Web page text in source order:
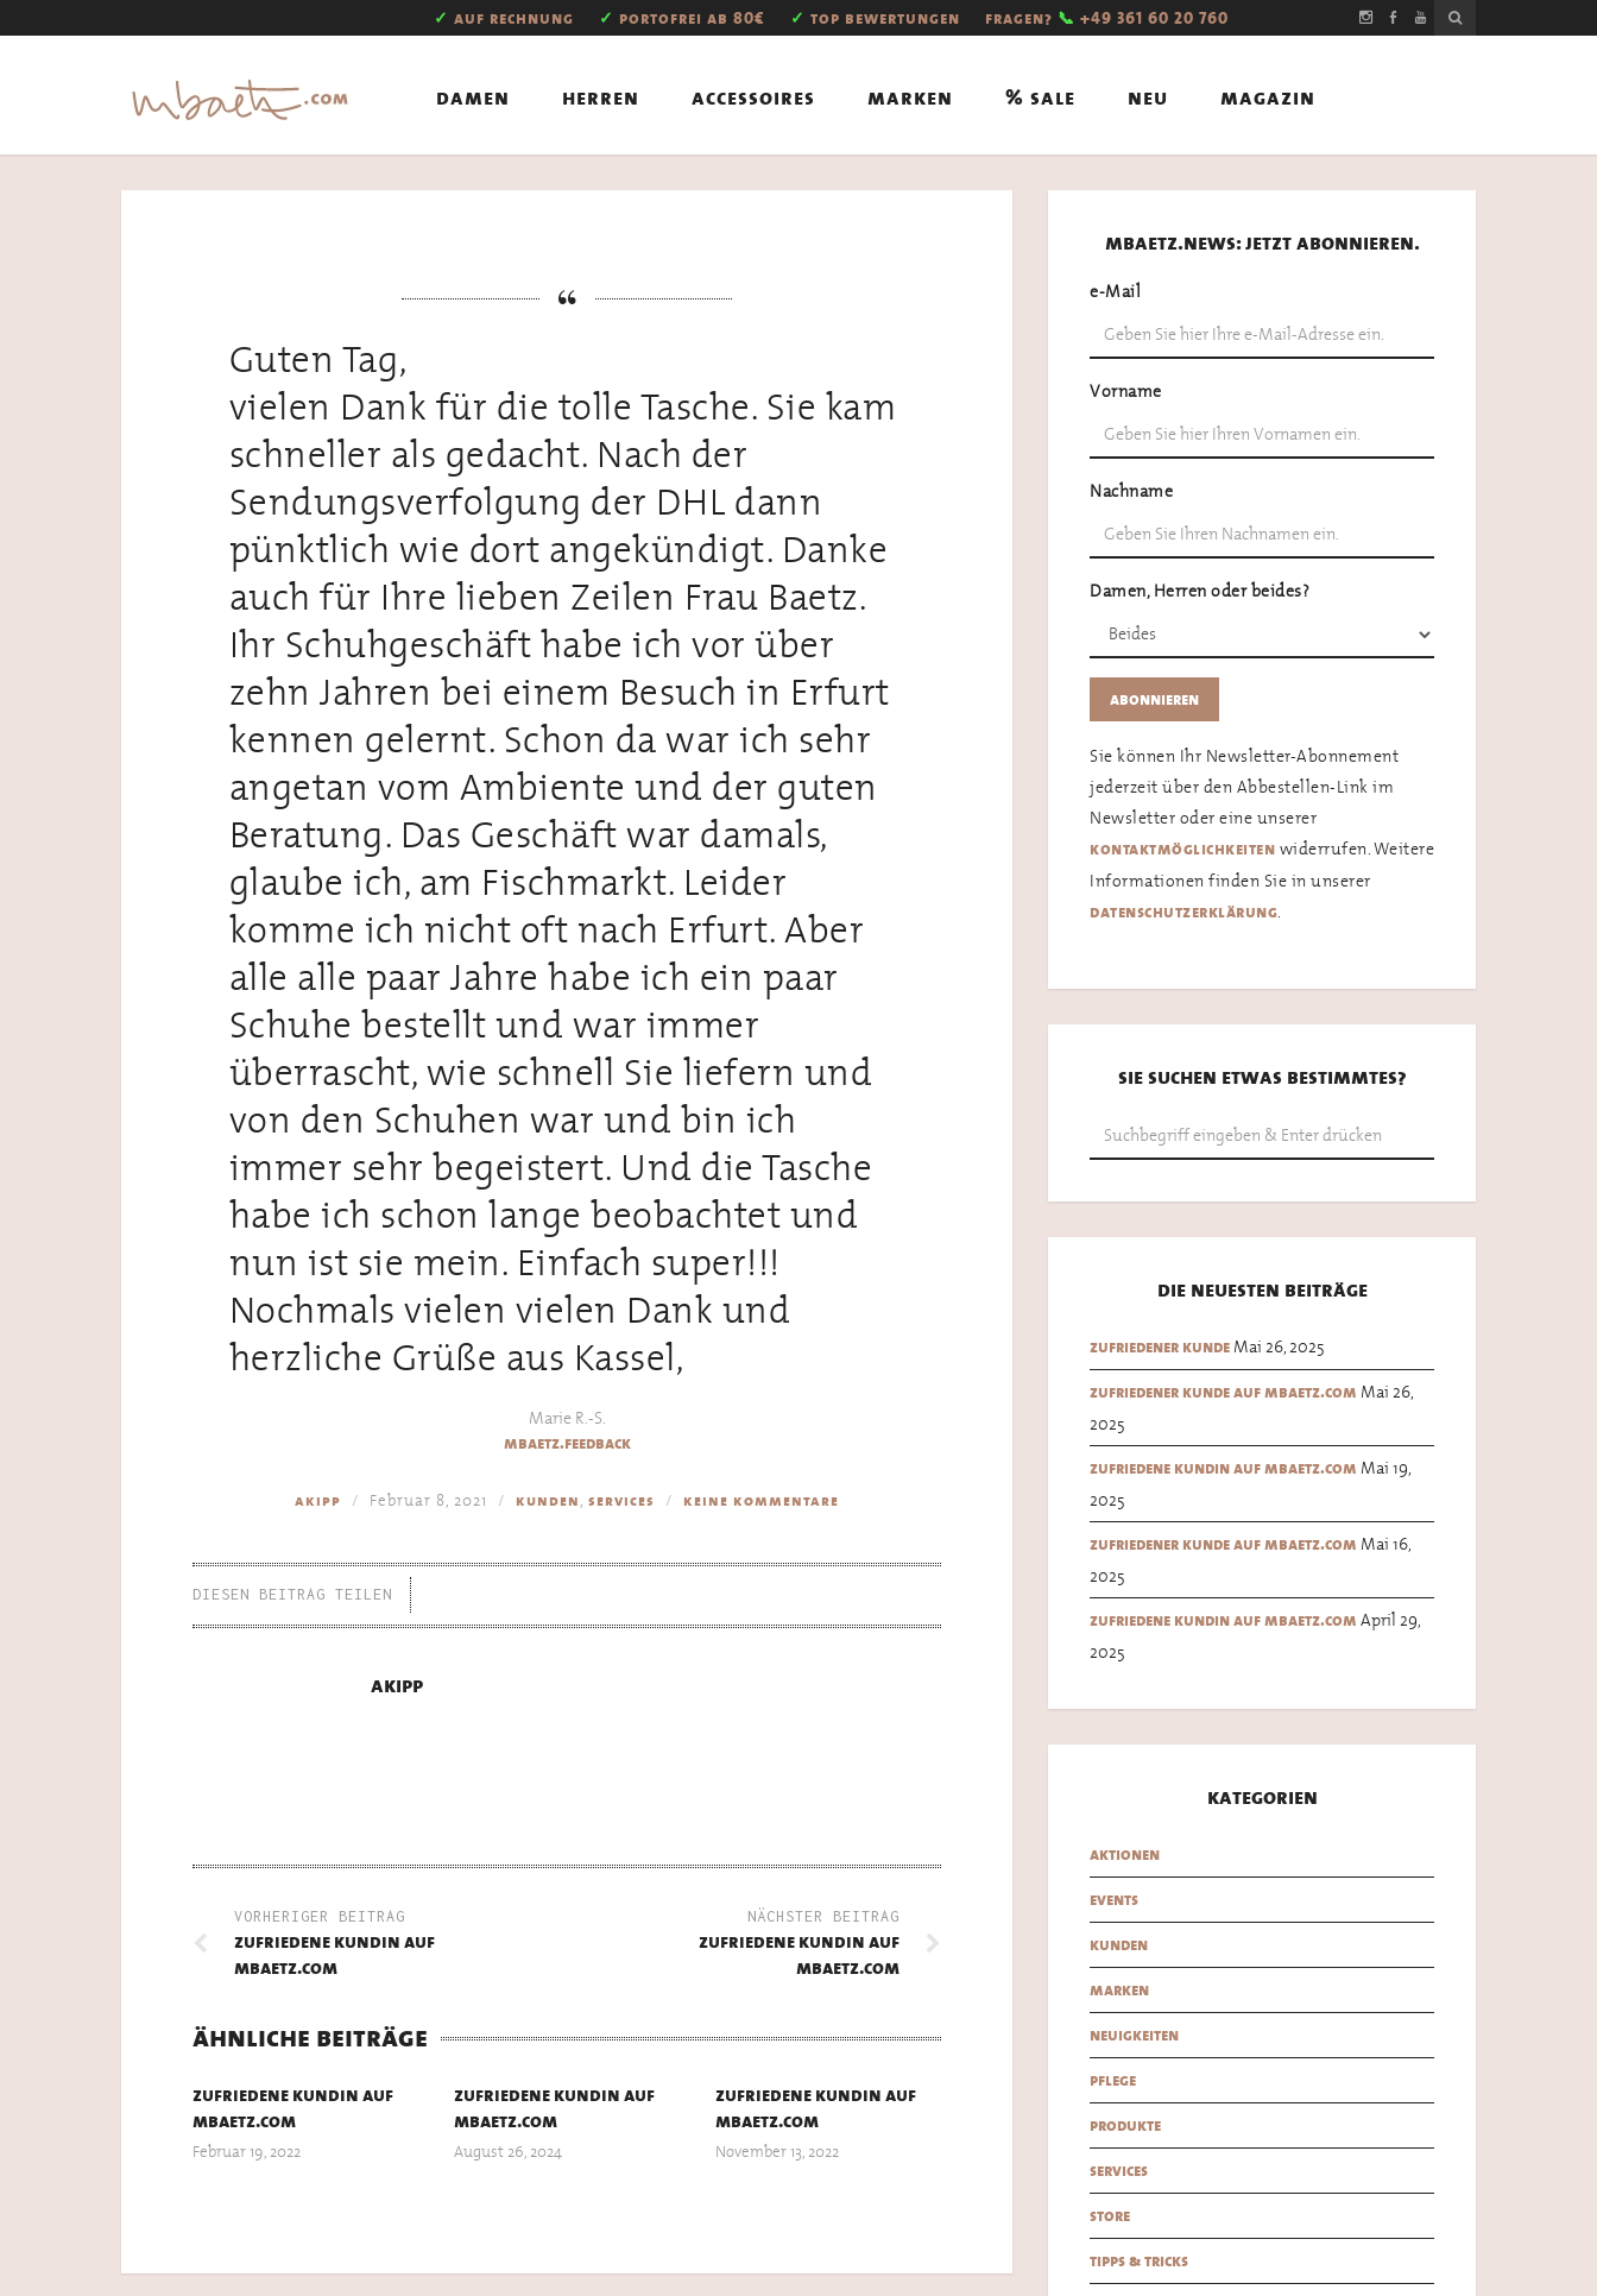
✓ auf rechnung ✓ portofrei ab 80€ ✓ top bewertungen fragen? 📞 +49 361 60 20 760
damen herren accessoires marken % sale neu magazin
Guten Tag,
vielen Dank für die tolle Tasche. Sie kam
schneller als gedacht. Nach der
Sendungsverfolgung der DHL dann
pünktlich wie dort angekündigt. Danke
auch für Ihre lieben Zeilen Frau Baetz.
Ihr Schuhgeschäft habe ich vor über
zehn Jahren bei einem Besuch in Erfurt
kennen gelernt. Schon da war ich sehr
angetan vom Ambiente und der guten
Beratung. Das Geschäft war damals,
glaube ich, am Fischmarkt. Leider
komme ich nicht oft nach Erfurt. Aber
alle alle paar Jahre habe ich ein paar
Schuhe bestellt und war immer
überrascht, wie schnell Sie liefern und
von den Schuhen war und bin ich
immer sehr begeistert. Und die Tasche
habe ich schon lange beobachtet und
nun ist sie mein. Einfach super!!!
Nochmals vielen vielen Dank und
herzliche Grüße aus Kassel,
Marie R.-S.
mbaetz.feedback
akipp Februar 8, 2021 kunden, services keine kommentare
DIESEN BEITRAG TEILEN
akipp
VORHERIGER BEITRAG
zufriedene kundin auf
mbaetz.com
NÄCHSTER BEITRAG
zufriedene kundin auf
mbaetz.com
ähnliche beiträge
zufriedene kundin auf
mbaetz.com
Februar 19, 2022
zufriedene kundin auf
mbaetz.com
August 26, 2024
zufriedene kundin auf
mbaetz.com
November 13, 2022
mbaetz.news: jetzt abonnieren.
e-Mail
Vorname
Nachname
Damen, Herren oder beides?
Sie können Ihr Newsletter-Abonnement
jederzeit über den Abbestellen-Link im
Newsletter oder eine unserer
kontaktmöglichkeiten widerrufen. Weitere
Informationen finden Sie in unserer
datenschutzerklärung.
sie suchen etwas bestimmtes?
die neuesten beiträge
zufriedener kunde Mai 26, 2025
zufriedener kunde auf mbaetz.com Mai 26,
2025
zufriedene kundin auf mbaetz.com Mai 19,
2025
zufriedener kunde auf mbaetz.com Mai 16,
2025
zufriedene kundin auf mbaetz.com April 29,
2025
kategorien
aktionen
events
kunden
marken
neuigkeiten
pflege
produkte
services
store
tipps & tricks